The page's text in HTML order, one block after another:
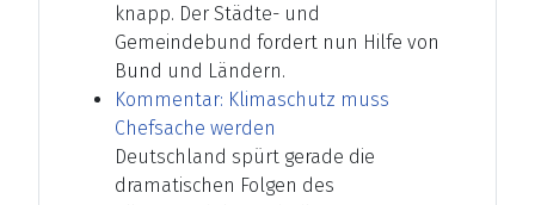
knapp. Der Städte- und
Gemeindebund fordert nun Hilfe von
Bund und Ländern.
Kommentar: Klimaschutz muss
Chefsache werden
Deutschland spürt gerade die
dramatischen Folgen des